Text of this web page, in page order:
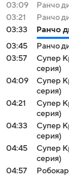
03:09
Ранчо
03:21
Ранчо
03:33
Ранчо
03:45
Ранчо
03:57
Супер
серия)
04:09
Супер
серия)
04:21
Супер
серия)
04:33
Супер
серия)
04:45
Супер
серия)
04:57